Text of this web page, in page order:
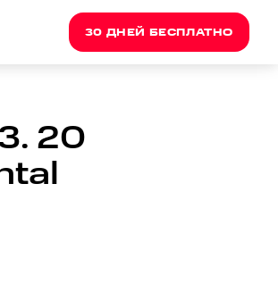
30 ДНЕЙ БЕСПЛАТНО
20